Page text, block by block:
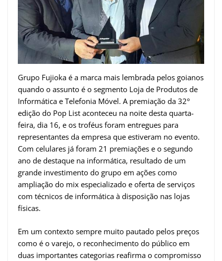
Grupo Fujioka é a marca mais lembrada pelos goianos
quando o assunto é o segmento Loja de Produtos de
Informática e Telefonia Móvel. A premiação da 32°
edição do Pop List aconteceu na noite desta quarta-
feira, dia 16, e os troféus foram entregues para
representantes da empresa que estiveram no evento.
Com celulares já foram 21 premiações e o segundo
ano de destaque na informática, resultado de um
grande investimento do grupo em ações como
ampliação do mix especializado e oferta de serviços
com técnicos de informática à disposição nas lojas
físicas.
Em um contexto sempre muito pautado pelos preços
como é o varejo, o reconhecimento do público em
duas importantes categorias reafirma o compromisso